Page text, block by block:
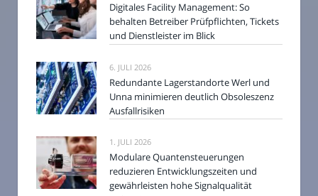
Digitales Facility Management: So
behalten Betreiber Prüfpflichten, Tickets
und Dienstleister im Blick
6. JULI 2026
Redundante Lagerstandorte Werl und
Unna minimieren deutlich Obsoleszenz
Ausfallrisiken
1. JULI 2026
Modulare Quantensteuerungen
reduzieren Entwicklungszeiten und
gewährleisten hohe Signalqualität